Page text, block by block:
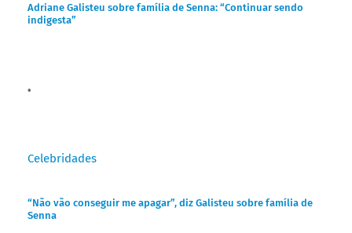
Adriane Galisteu sobre família de Senna: “Continuar sendo
indigesta”
Celebridades
“Não vão conseguir me apagar”, diz Galisteu sobre família de
Senna